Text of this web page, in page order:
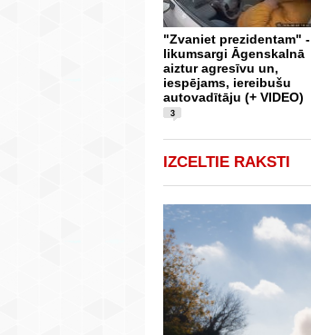
"Zvaniet prezidentam" -
likumsargi Āgenskalnā
aiztur agresīvu un,
iespējams, iereibušu
autovadītāju (+ VIDEO)
3
IZCELTIE RAKSTI